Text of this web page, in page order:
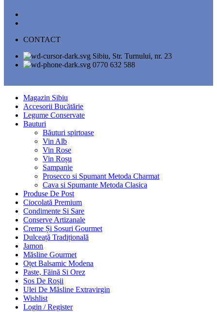
CONTACT
Sibiu, Str. Turnului, nr. 23
0770 632 588
Magazin Sibiu
Accesorii Bucătărie
Legume Conservate
Bauturi
Băuturi spirtoase
Vin Alb
Vin Rose
Vin Roșu
Sampanie
Prosecco si Spumant Metoda Charmat
Cava si Spumante Metoda Clasica
Produse De Post
Ciocolată Premium
Condimente Si Sare
Conserve Artizanale
Creme Și Sosuri Gourmet
Dulceață Tradițională
Jamon
Măsline Gourmet
Oțet Balsamic Modena
Paste, Făină Si Orez
Sos De Roșii
Ulei De Măsline Extravirgin
Wishlist
Login / Register